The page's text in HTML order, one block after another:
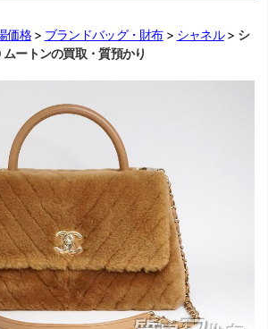
価格 ブランドバッグ・財布 シャネル
シ
ートンの買取・質預かり